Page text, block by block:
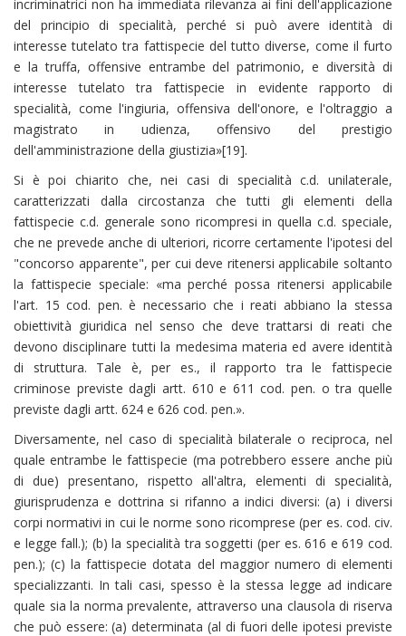
incriminatrici non ha immediata rilevanza ai fini dell'applicazione
del principio di specialità, perché si può avere identità di
interesse tutelato tra fattispecie del tutto diverse, come il furto
e la truffa, offensive entrambe del patrimonio, e diversità di
interesse tutelato tra fattispecie in evidente rapporto di
specialità, come l'ingiuria, offensiva dell'onore, e l'oltraggio a
magistrato in udienza, offensivo del prestigio
dell'amministrazione della giustizia»[19].
Si è poi chiarito che, nei casi di specialità c.d. unilaterale,
caratterizzati dalla circostanza che tutti gli elementi della
fattispecie c.d. generale sono ricompresi in quella c.d. speciale,
che ne prevede anche di ulteriori, ricorre certamente l'ipotesi del
"concorso apparente", per cui deve ritenersi applicabile soltanto
la fattispecie speciale: «ma perché possa ritenersi applicabile
l'art. 15 cod. pen. è necessario che i reati abbiano la stessa
obiettività giuridica nel senso che deve trattarsi di reati che
devono disciplinare tutti la medesima materia ed avere identità
di struttura. Tale è, per es., il rapporto tra le fattispecie
criminose previste dagli artt. 610 e 611 cod. pen. o tra quelle
previste dagli artt. 624 e 626 cod. pen.».
Diversamente, nel caso di specialità bilaterale o reciproca, nel
quale entrambe le fattispecie (ma potrebbero essere anche più
di due) presentano, rispetto all'altra, elementi di specialità,
giurisprudenza e dottrina si rifanno a indici diversi: (a) i diversi
corpi normativi in cui le norme sono ricomprese (per es. cod. civ.
e legge fall.); (b) la specialità tra soggetti (per es. 616 e 619 cod.
pen.); (c) la fattispecie dotata del maggior numero di elementi
specializzanti. In tali casi, spesso è la stessa legge ad indicare
quale sia la norma prevalente, attraverso una clausola di riserva
che può essere: (a) determinata (al di fuori delle ipotesi previste